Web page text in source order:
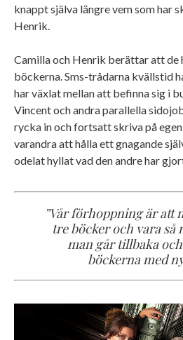
knappt själva längre vem som har
Henrik.
Camilla och Henrik berättar att de
böckerna. Sms-trådarna kvällstid
har växlat mellan att befinna sig i
Vincent och andra parallella
rycka in och fortsatt skriva på
varandra att hålla ett gnagande
odelat hyllat vad den andre har
”Vår förhoppning är att
tre böcker och vara så
man går tillbaka
böckerna med